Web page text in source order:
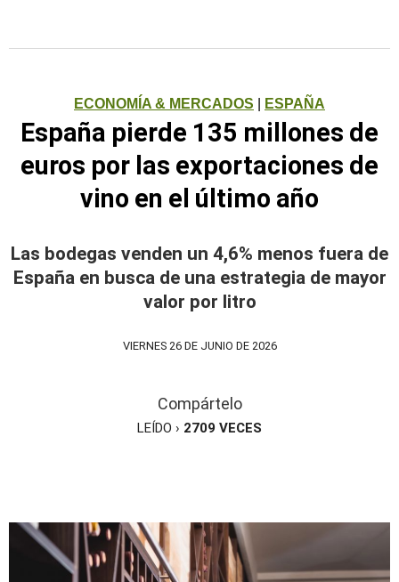
ECONOMÍA & MERCADOS ESPAÑA
España pierde 135 millones de
euros por las exportaciones de
vino en el último año
Las bodegas venden un 4,6% menos fuera de
España en busca de una estrategia de mayor
valor por litro
VIERNES 26 DE JUNIO DE 2026
Compártelo
LEÍDO › 2709 VECES